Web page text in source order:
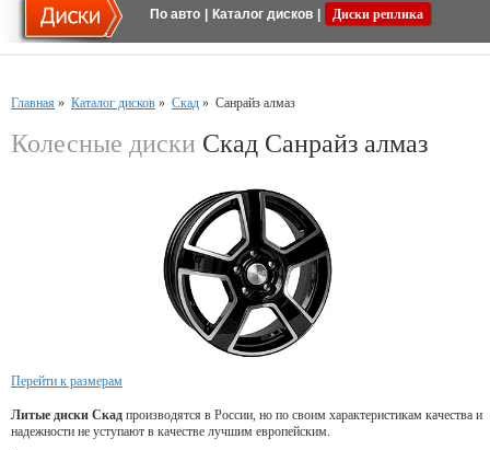
По авто Каталог дисков Диски реплика
Главная » Каталог дисков » Скад » Санрайз алмаз
Колесные диски Скад Санрайз алмаз
Перейти к размерам
Литые диски Скад производятся в России, но по своим характеристикам качества и
надежности не уступают в качестве лучшим европейским.